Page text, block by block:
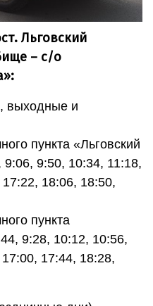
Льговский
– с/о
выходные и
пункта «Льговский
9:50, 10:34, 11:18,
18:06, 18:50,
пункта
9:28, 10:12, 10:56,
17:44, 18:28,